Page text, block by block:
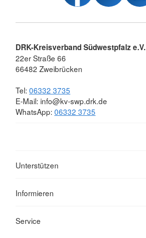
DRK-Kreisverband Südwestpfalz e.V.
22er Straße 66
66482 Zweibrücken
Tel: 06332 3735
E-Mail: info@kv-swp.drk.de
WhatsApp: 06332 3735
Unterstützen
Informieren
Service